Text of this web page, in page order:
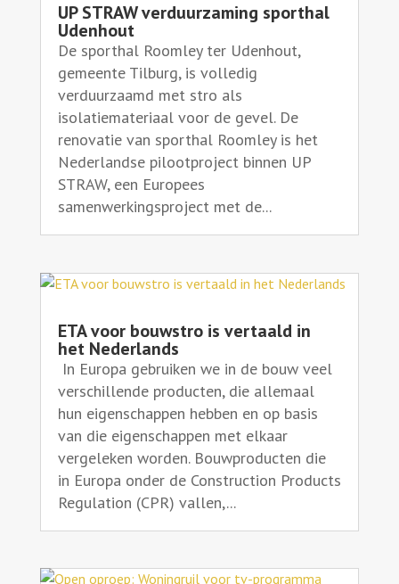
UP STRAW verduurzaming sporthal
Udenhout
De sporthal Roomley ter Udenhout,
gemeente Tilburg, is volledig
verduurzaamd met stro als
isolatiemateriaal voor de gevel. De
renovatie van sporthal Roomley is het
Nederlandse pilootproject binnen UP
STRAW, een Europees
samenwerkingsproject met de...
ETA voor bouwstro is vertaald in
het Nederlands
In Europa gebruiken we in de bouw veel
verschillende producten, die allemaal
hun eigenschappen hebben en op basis
van die eigenschappen met elkaar
vergeleken worden. Bouwproducten die
in Europa onder de Construction Products
Regulation (CPR) vallen,...